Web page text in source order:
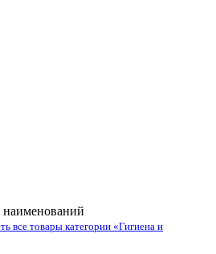
наименований
все товары категории «Гигиена и